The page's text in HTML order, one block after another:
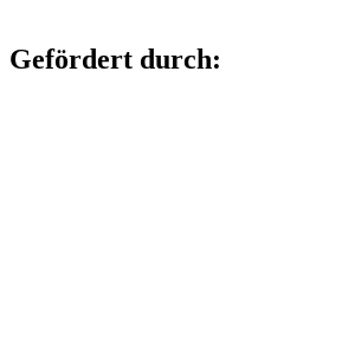
Gefördert durch: